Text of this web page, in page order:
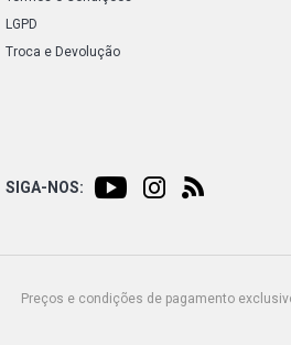
LGPD
Troca e Devolução
SIGA-NOS:
Preços e condições de pagamento